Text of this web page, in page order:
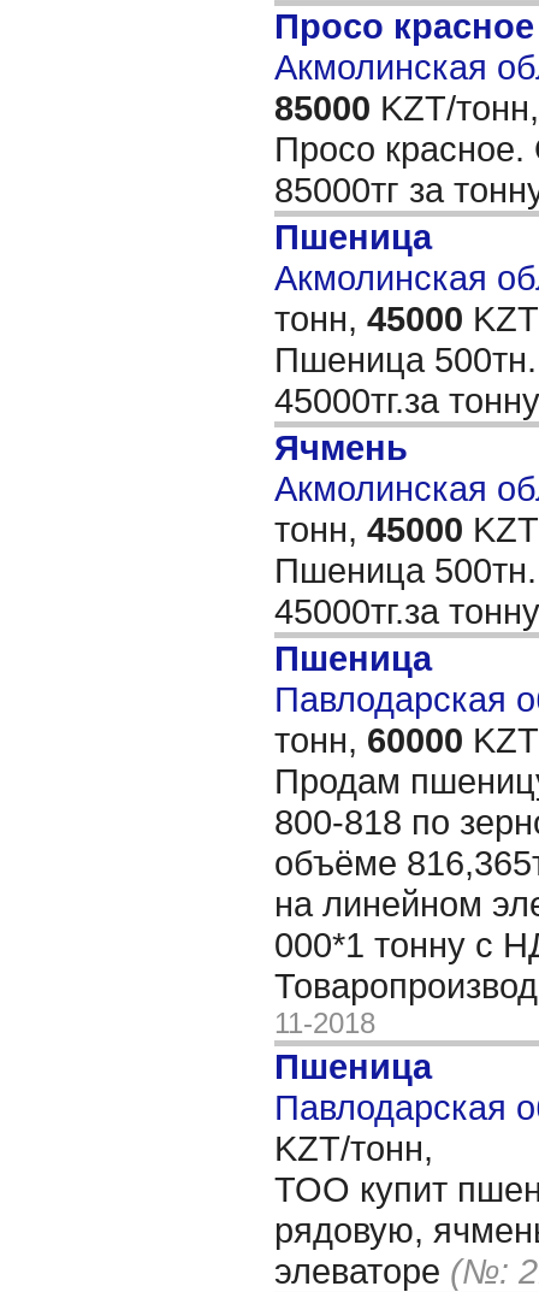
Просо красное
Акмолинская
85000 KZT/тонн,
Просо
85000тг за
Пшеница
Акмолинская
тонн, 45000
Пшеница
45000тг.за
Ячмень
Акмолинская
тонн, 45000
Пшеница
45000тг.за
Пшеница
Павлодарская
тонн, 60000
Продам
800-818 по
объёме
на линейном
000*1 тонну с
11-2018
Пшеница
Павлодарская
KZT/тонн,
ТОО купит
рядовую,
элеваторе (№: